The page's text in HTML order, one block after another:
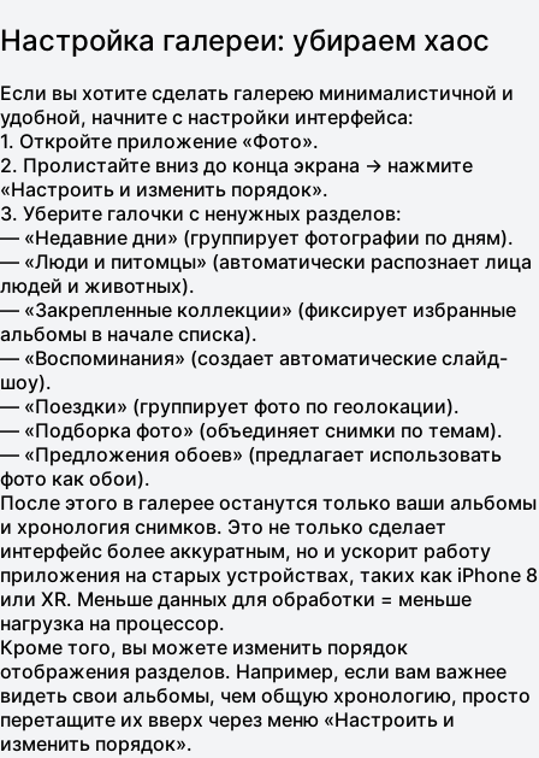
Настройка галереи: убираем хаос
Если вы хотите сделать галерею минималистичной и
удобной, начните с настройки интерфейса:
1. Откройте приложение «Фото».
2. Пролистайте вниз до конца экрана → нажмите
«Настроить и изменить порядок».
3. Уберите галочки с ненужных разделов:
— «Недавние дни» (группирует фотографии по дням).
— «Люди и питомцы» (автоматически распознает лица
людей и животных).
— «Закрепленные коллекции» (фиксирует избранные
альбомы в начале списка).
— «Воспоминания» (создает автоматические слайд-
шоу).
— «Поездки» (группирует фото по геолокации).
— «Подборка фото» (объединяет снимки по темам).
— «Предложения обоев» (предлагает использовать
фото как обои).
После этого в галерее останутся только ваши альбомы
и хронология снимков. Это не только сделает
интерфейс более аккуратным, но и ускорит работу
приложения на старых устройствах, таких как iPhone 8
или XR. Меньше данных для обработки = меньше
нагрузка на процессор.
Кроме того, вы можете изменить порядок
отображения разделов. Например, если вам важнее
видеть свои альбомы, чем общую хронологию, просто
перетащите их вверх через меню «Настроить и
изменить порядок».